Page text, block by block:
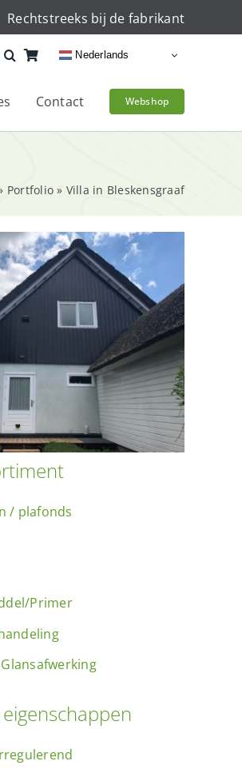
Rechtstreeks bij de fabrikant
Nederlands
Contact Webshop
Portfolio » Villa in Bleskensgraaf
/ plafonds
Primer